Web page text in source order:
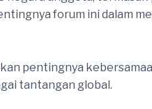
forum ini dalam
pentingnya
tantangan global.